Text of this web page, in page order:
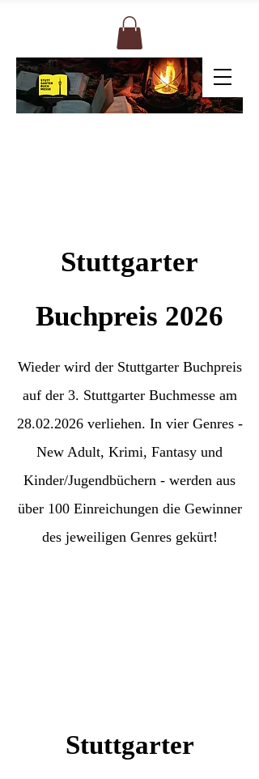
Stuttgarter
Buchpreis 2026
Wieder wird der Stuttgarter Buchpreis
auf der 3. Stuttgarter Buchmesse am
28.02.2026verliehen. In vier Genres -
New Adult, Krimi, Fantasy und
Kinder/Jugendbüchern - werden aus
über 100 Einreichungen die Gewinner
des jeweiligen Genres gekürt!
Stuttgarter